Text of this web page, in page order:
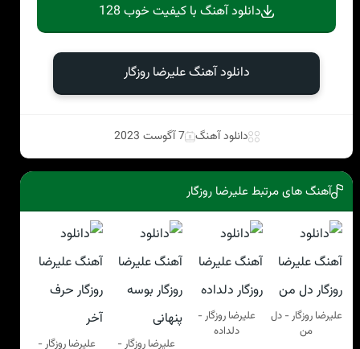
دانلود آهنگ با کیفیت خوب 128
دانلود آهنگ علیرضا روزگار
دانلود آهنگ 7 آگوست 2023
آهنگ های مرتبط علیرضا روزگار
علیرضا روزگار - دل
من
علیرضا روزگار -
دلداده
علیرضا روزگار -
علیرضا روزگار -